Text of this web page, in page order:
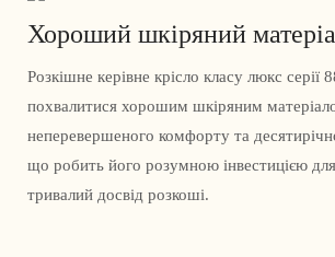
Хороший шкіряний
Розкішне керівне крісло класу люкс серії
похвалитися хорошим шкіряним
неперевершеного комфорту та
що робить його розумною інвестицією
тривалий досвід розкоші.